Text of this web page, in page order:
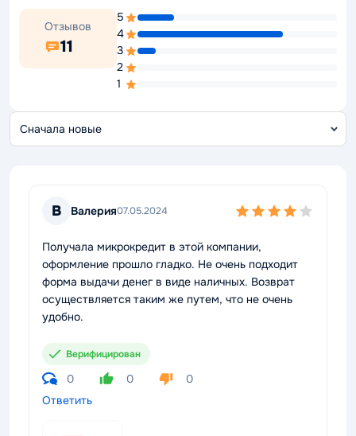
Отзывов
11
5
4
3
2
1
В Валерия07.05.2024
Получала микрокредит в этой компании,
оформление прошло гладко. Не очень подходит
форма выдачи денег в виде наличных. Возврат
осуществляется таким же путем, что не очень
удобно.
Верифицирован
0 0
0
Ответить